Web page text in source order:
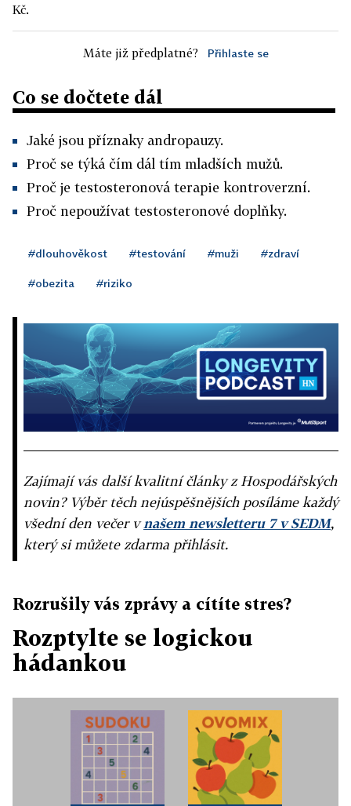
Kč.
Máte již předplatné? Přihlaste se
Co se dočtete dál
Jaké jsou příznaky andropauzy.
Proč se týká čím dál tím mladších mužů.
Proč je testosteronová terapie kontroverzní.
Proč nepoužívat testosteronové doplňky.
#dlouhověkost #testování #muži #zdraví
#obezita #riziko
Zajímají vás další kvalitní články z Hospodářských
novin? Výběr těch nejúspěšnějších posíláme každý
všední den večer vnašem newsletteru 7 v SEDM,
který si můžete zdarma přihlásit.
Rozrušily vás zprávy a cítíte stres?
Rozptylte se logickou
hádankou